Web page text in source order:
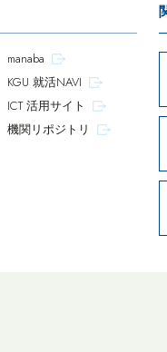
manaba
KGU 就活NAVI
ICT 活用サイト
機関リポジトリ